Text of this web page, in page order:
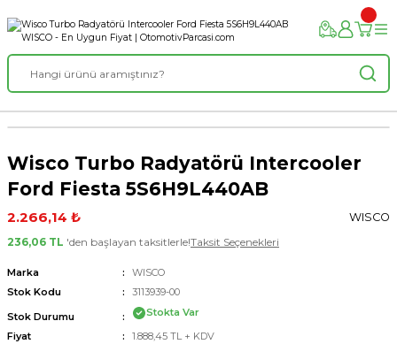
Wisco Turbo Radyatörü Intercooler
Ford Fiesta 5S6H9L440AB
2.266,14 ₺
WISCO
236,06 TL 'den başlayan taksitlerle!Taksit Seçenekleri
Marka
WISCO
Stok Kodu
3113939-00
Stok Durumu
Stokta Var
Fiyat
1.888,45 TL + KDV